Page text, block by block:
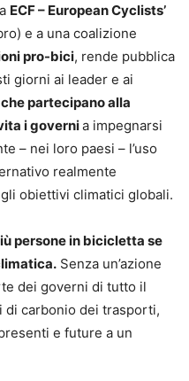
ECF – European Cyclists’
e a una coalizione
pro-bici, rende pubblica
giorni ai leader e ai
partecipano alla
i governia impegnarsi
– nei loro paesi – l’uso
realmente
obiettivi climatici globali.
persone in bicicletta se
Senza un’azione
dei governi di tutto il
di carbonio dei trasporti,
e future a un